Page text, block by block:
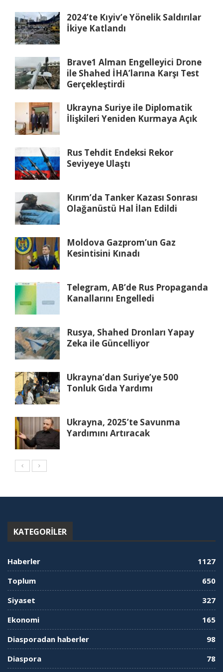
2024’te Kıyiv’e Yönelik Saldırılar
İkiye Katlandı
Brave1 Alman Engelleyici Drone
ile Shahed İHA’larına Karşı Test
Gerçekleştirdi
Ukrayna Suriye ile Diplomatik
İlişkileri Yeniden Kurmaya Açık
Rus Tehdit Endeksi Rekor
Seviyeye Ulaştı
Kırım’da Tanker Kazası Sonrası
Olağanüstü Hal İlan Edildi
Moldova Gazprom’un Gaz
Kesintisini Kınadı
Telegram, AB’de Rus Propaganda
Kanallarını Engelledi
Rusya, Shahed Dronları Yapay
Zeka ile Güncelliyor
Ukrayna’dan Suriye’ye 500
Tonluk Gıda Yardımı
Ukrayna, 2025’te Savunma
Yardımını Artıracak
KATEGORILER
Haberler
1127
Toplum
650
Siyaset
327
Ekonomi
165
Diasporadan haberler
98
Diaspora
78